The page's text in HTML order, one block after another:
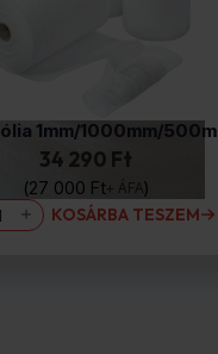
1mm/1000mm/500m
34 290 Ft
27 000 Ft+ ÁFA
500m
KOSÁRBA TESZEM